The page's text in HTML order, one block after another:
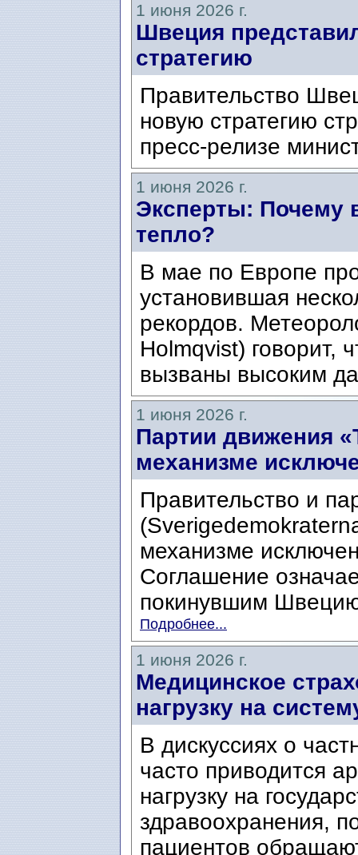
1 июня 2026 г.
Швеция
стратегию
Правительство
новую стратегию
пресс-релизе
1 июня 2026 г.
Эксперты: Почему
тепло?
В мае по Европе
установившая
рекордов.
Holmqvist) говорит,
вызваны высоким
1 июня 2026 г.
Партии движения
механизме
Правительство и
механизме
Соглашение
покинувшим
Подробнее...
1 июня 2026 г.
Медицинское
нагрузку на
В дискуссиях о
часто приводится
нагрузку на
здравоохранения,
пациентов